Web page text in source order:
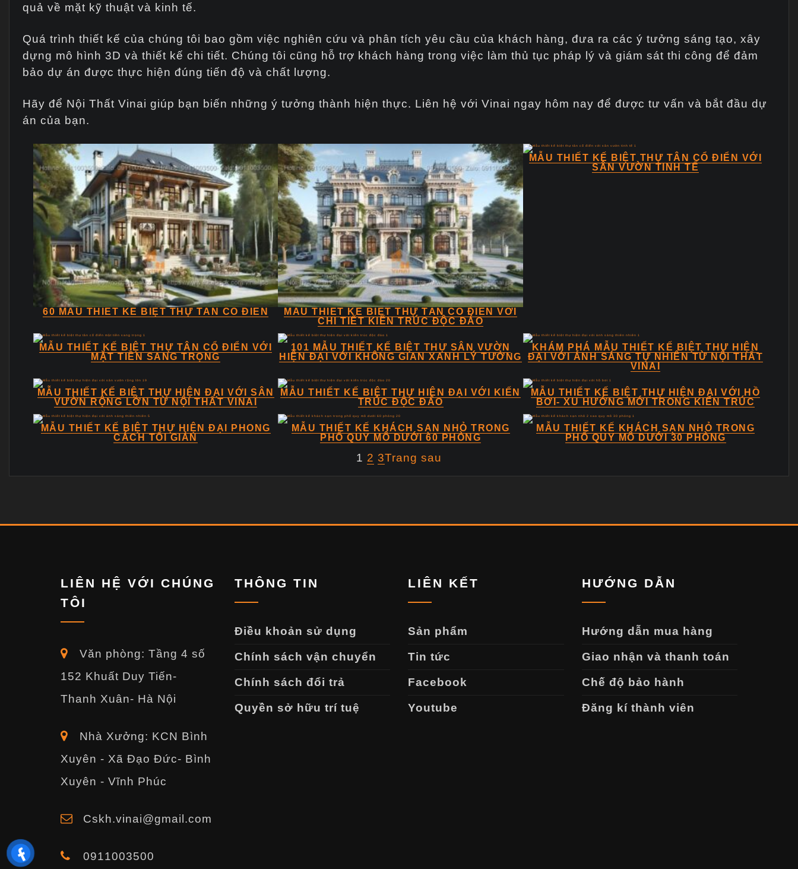
quả về mặt kỹ thuật và kinh tế.
Quá trình thiết kế của chúng tôi bao gồm việc nghiên cứu và phân tích yêu cầu của khách hàng, đưa ra các ý tưởng sáng tạo, xây
dựng mô hình 3D và thiết kế chi tiết. Chúng tôi cũng hỗ trợ khách hàng trong việc làm thủ tục pháp lý và giám sát thi công để đảm
bảo dự án được thực hiện đúng tiến độ và chất lượng.
Hãy để Nội Thất Vinai giúp bạn biến những ý tưởng thành hiện thực. Liên hệ với Vinai ngay hôm nay để được tư vấn và bắt đầu dự
án của bạn.
60 MẪU THIẾT KẾ BIỆT THỰ TÂN CỔ ĐIỂN
MẪU THIẾT KẾ BIỆT THỰ TÂN CỔ ĐIỂN VỚI
CHI TIẾT KIẾN TRÚC ĐỘC ĐÁO
MẪU THIẾT KẾ BIỆT THỰ TÂN CỔ ĐIỂN VỚI
SÂN VƯỜN TINH TẾ
MẪU THIẾT KẾ BIỆT THỰ TÂN CỔ ĐIỂN VỚI
MẶT TIỀN SANG TRỌNG
101 MẪU THIẾT KẾ BIỆT THỰ SÂN VƯỜN
HIỆN ĐẠI VỚI KHÔNG GIAN XANH LÝ TƯỞNG
KHÁM PHÁ MẪU THIẾT KẾ BIỆT THỰ HIỆN
ĐẠI VỚI ÁNH SÁNG TỰ NHIÊN TỪ NỘI THẤT
VINAI
MẪU THIẾT KẾ BIỆT THỰ HIỆN ĐẠI VỚI SÂN
VƯỜN RỘNG LỚN TỪ NỘI THẤT VINAI
MẪU THIẾT KẾ BIỆT THỰ HIỆN ĐẠI VỚI KIẾN
TRÚC ĐỘC ĐÁO
MẪU THIẾT KẾ BIỆT THỰ HIỆN ĐẠI VỚI HỒ
BƠI- XU HƯỚNG MỚI TRONG KIẾN TRÚC
MẪU THIẾT KẾ BIỆT THỰ HIỆN ĐẠI PHONG
CÁCH TỐI GIẢN
MẪU THIẾT KẾ KHÁCH SẠN NHỎ TRONG
PHỐ QUY MÔ DƯỚI 60 PHÒNG
MẪU THIẾT KẾ KHÁCH SẠN NHỎ TRONG
PHỐ QUY MÔ DƯỚI 30 PHÒNG
1 2 3Trang sau
LIÊN HỆ VỚI CHÚNG
TÔI
Văn phòng: Tầng 4 số
152 Khuất Duy Tiến-
Thanh Xuân- Hà Nội
Nhà Xưởng: KCN Bình
Xuyên - Xã Đạo Đức- Bình
Xuyên - Vĩnh Phúc
Cskh.vinai@gmail.com
0911003500
THÔNG TIN
Điều khoản sử dụng
Chính sách vận chuyển
Chính sách đổi trả
Quyền sở hữu trí tuệ
LIÊN KẾT
Sản phẩm
Tin tức
Facebook
Youtube
HƯỚNG DẪN
Hướng dẫn mua hàng
Giao nhận và thanh toán
Chế độ bảo hành
Đăng kí thành viên